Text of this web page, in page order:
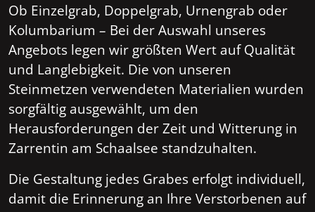
Ob Einzelgrab, Doppelgrab, Urnengrab oder
Kolumbarium – Bei der Auswahl unseres
Angebots legen wir größten Wert auf Qualität
und Langlebigkeit. Die von unseren
Steinmetzen verwendeten Materialien wurden
sorgfältig ausgewählt, um den
Herausforderungen der Zeit und Witterung in
Zarrentin am Schaalsee standzuhalten.
Die Gestaltung jedes Grabes erfolgt individuell,
damit die Erinnerung an Ihre Verstorbenen auf